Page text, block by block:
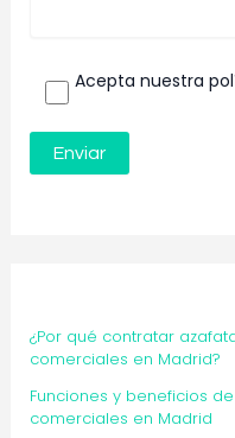
Acepta nuestra
¿Por qué contratar
comerciales en Madrid?
Funciones y beneficios
comerciales en Madrid